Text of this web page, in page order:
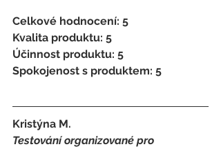
Celkové hodnocení: 5
Kvalita produktu: 5
Účinnost produktu: 5
Spokojenost s produktem: 5
Kristýna M.
Testování organizované pro